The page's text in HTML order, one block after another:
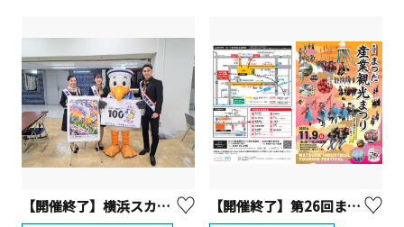
【開催終了】横浜スカーフ 3/11～3/17「かながわシルクフェア」開催！【横浜市】 【開催終了】第26回まつだ産業観光まつり